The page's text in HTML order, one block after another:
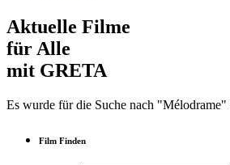
Aktuelle Filme
für Alle
mit GRETA
Es wurde für die Suche nach
Film Finden